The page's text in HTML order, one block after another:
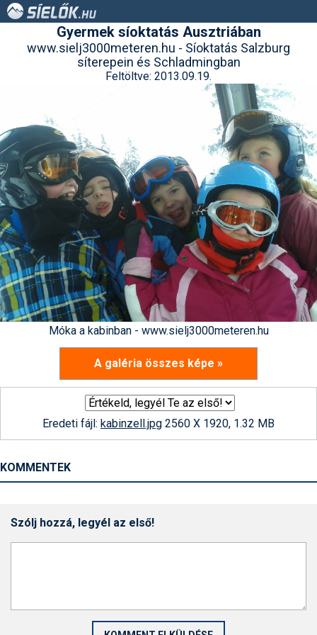
Gyermek síoktatás Ausztriában
www.sielj3000meteren.hu - Síoktatás Salzburg
síterepein és Schladmingban
Feltöltve: 2013.09.19.
Móka a kabinban - www.sielj3000meteren.hu
A galéria összes képe »
Eredeti fájl: kabinzell.jpg 2560 X 1920, 1.32 MB
KOMMENTEK
Szólj hozzá, legyél az első!